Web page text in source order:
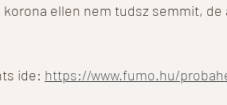
ellen nem tudsz semmit, de
ide: https://www.fumo.hu/